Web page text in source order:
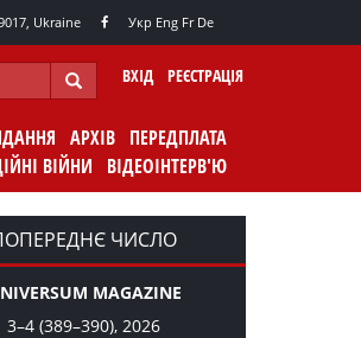
Ukraine Укр Eng FrDe
ВХІД РЕЄСТРАЦІЯ
АРХІВ ПЕРЕДПЛАТА
ВІЙНИ ВІДЕОІНТЕРВ'Ю
ЧИСЛО
MAGAZINE
3–4 (389–390), 2026